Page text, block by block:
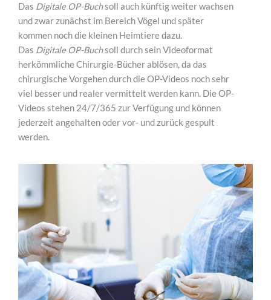
Das Digitale OP-Buchsoll auch künftig weiter wachsen
und zwar zunächst im Bereich Vögel und später
kommen noch die kleinen Heimtiere dazu.
Das Digitale OP-Buchsoll durch sein Videoformat
herkömmliche Chirurgie-Bücher ablösen, da das
chirurgische Vorgehen durch die OP-Videos noch sehr
viel besser und realer vermittelt werden kann. Die OP-
Videos stehen 24/7/365 zur Verfügung und können
jederzeit angehalten oder vor- und zurück gespult
werden.